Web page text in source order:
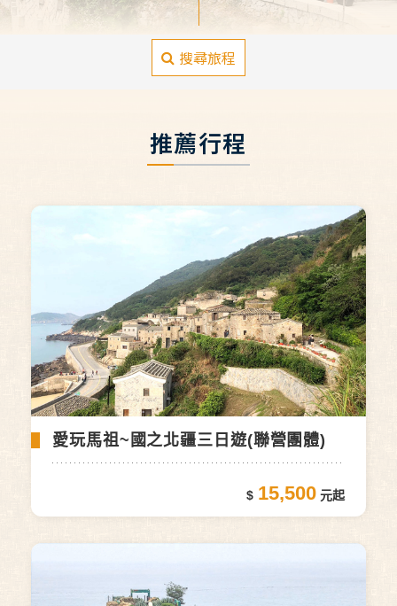
搜尋旅程
推薦行程
愛玩馬祖~國之北疆三日遊(聯營團體)
15,500